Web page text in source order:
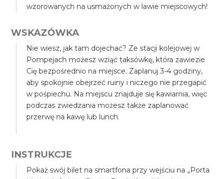
wzorowanych na usmażonych w lawie miejscowych!
WSKAZÓWKA
Nie wiesz, jak tam dojechać? Ze stacji kolejowej w
Pompejach możesz wziąć taksówkę, która zawiezie
Cię bezpośrednio na miejsce. Zaplanuj 3-4 godziny,
aby spokojnie obejrzeć ruiny i niczego nie przegapić
w pośpiechu. Na miejscu znajduje się kawiarnia, więc
podczas zwiedzania możesz także zaplanować
przerwę na kawę lub lunch.
INSTRUKCJE
Pokaż swój bilet na smartfona przy wejściu na „Porta